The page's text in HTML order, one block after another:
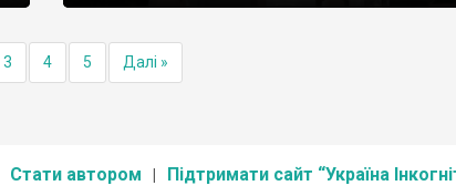
3 4 5 Далі »
Стати автором Підтримати сайт “Україна